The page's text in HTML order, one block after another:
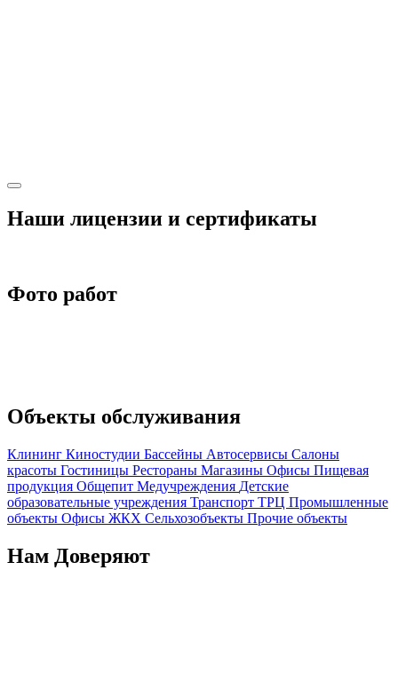
Наши лицензии и сертификаты
Фото работ
Объекты обслуживания
Клининг Киностудии Бассейны Автосервисы Салоны
красоты Гостиницы Рестораны Магазины Офисы Пищевая
продукция Общепит Медучреждения Детские
образовательные учреждения Транспорт ТРЦ Промышленные
объекты Офисы ЖКХ Сельхозобъекты Прочие объекты
Нам Доверяют